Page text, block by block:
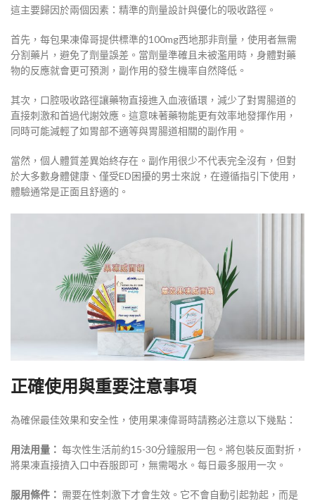
這主要歸因於兩個因素：精準的劑量設計與優化的吸收路徑。
首先，每包果凍偉哥提供標準的100mg西地那非劑量，使用者無需
分割藥片，避免了劑量誤差。當劑量準確且未被濫用時，身體對藥
物的反應就會更可預測，副作用的發生機率自然降低。
其次，口腔吸收路徑讓藥物直接進入血液循環，減少了對胃腸道的
直接刺激和首過代謝效應。這意味著藥物能更有效率地發揮作用，
同時可能減輕了如胃部不適等與胃腸道相關的副作用。
當然，個人體質差異始終存在。副作用很少不代表完全沒有，但對
於大多數身體健康、僅受ED困擾的男士來說，在遵循指引下使用，
體驗通常是正面且舒適的。
正確使用與重要注意事項
為確保最佳效果和安全性，使用果凍偉哥時請務必注意以下幾點：
用法用量： 每次性生活前約15-30分鐘服用一包。將包裝反面對折，
將果凍直接擠入口中吞服即可，無需喝水。每日最多服用一次。
服用條件： 需要在性刺激下才會生效。它不會自動引起勃起，而是